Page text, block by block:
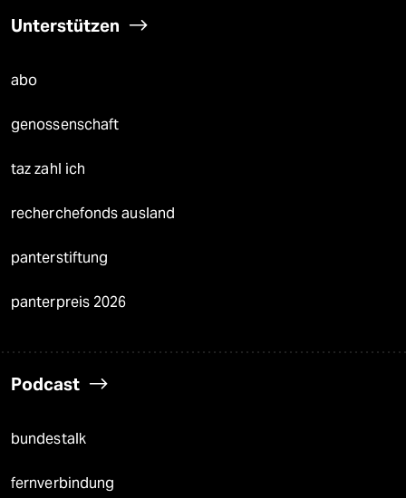
Unterstützen
abo
genossenschaft
taz zahl ich
recherchefonds ausland
panterstiftung
panterpreis 2026
Podcast
bundestalk
fernverbindung